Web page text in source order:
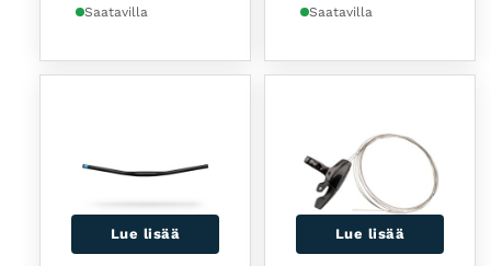
Saatavilla Saatavilla
Lue lisää Lue lisää